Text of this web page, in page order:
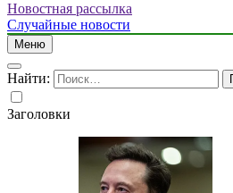
Новостная рассылка
Случайные новости
Меню
Найти:
Заголовки